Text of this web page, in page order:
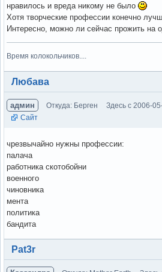
нравилось и вреда никому не было
Хотя творческие профессии конечно
Интересно, можно ли сейчас прожить на
Время колокольчиков....
Вне форума
Любава
админ Откуда: Берген Здесь с 2006-
Сайт
чрезвычайно нужны профессии:
палача
работника скотобойни
военного
чиновника
мента
политика
бандита
Вне форума
Pat3r